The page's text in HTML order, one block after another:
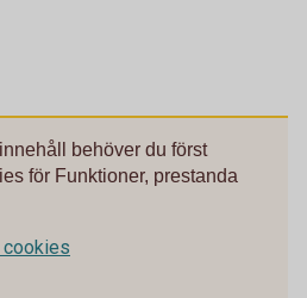
behöver du först
för Funktioner, prestanda
cookies